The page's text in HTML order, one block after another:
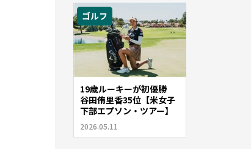
ゴルフ
19歳ルーキーが初優勝
谷田侑里香35位【米女子
下部エプソン・ツアー】
2026.05.11